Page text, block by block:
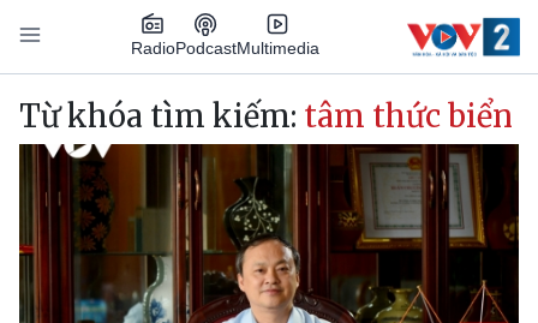
Nhảy đến nội dung
RadioPodcastMultimedia
Main navigation
Từ khóa tìm kiếm: tâm thức biển